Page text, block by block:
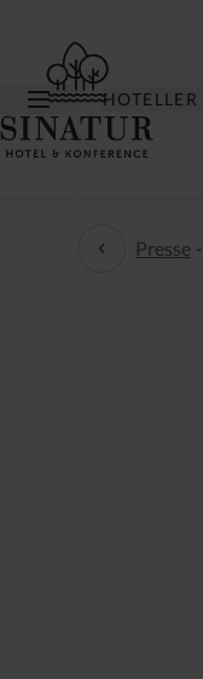
HOTELLER
Presse
Presse -